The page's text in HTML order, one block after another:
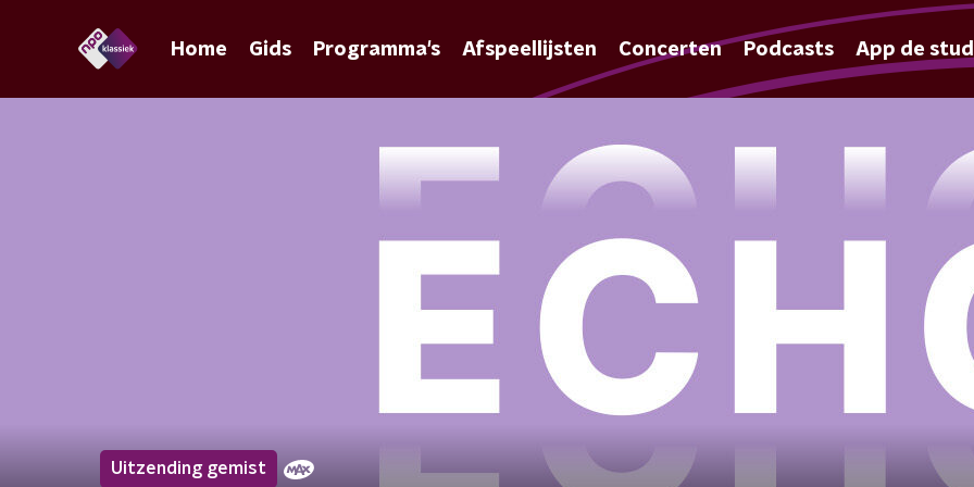
Home Gids Programma's Afspeellijsten Concerten Podcasts App de
Uitzending gemist